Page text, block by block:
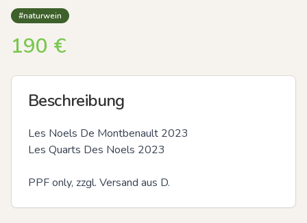
#naturwein
190 €
Beschreibung
Les Noels De Montbenault 2023
Les Quarts Des Noels 2023
PPF only, zzgl. Versand aus D.